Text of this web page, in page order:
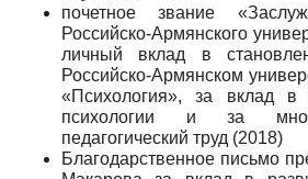
почетное звание
Российско-Армянского
личный вклад в
Российско-Армянском
«Психология», за вклад в
психологии и за
педагогический труд (2018)
Благодарственное письмо